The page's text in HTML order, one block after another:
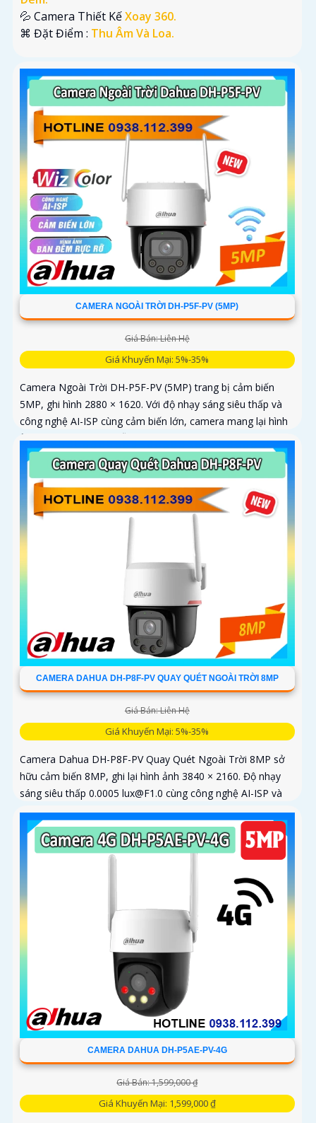
💦 Camera Thiết KếXoay 360.
️⌘ Đặt Điểm : Thu Âm Và Loa.
CAMERA NGOÀI TRỜI DH-P5F-PV (5MP)
Giá Bán: Liên Hệ
Giá Khuyến Mại: 5%-35%
Camera Ngoài Trời DH-P5F-PV (5MP) trang bị cảm biến
5MP, ghi hình 2880 × 1620. Với độ nhạy sáng siêu thấp và
công nghệ AI-ISP cùng cảm biến lớn, camera mang lại hình
ảnh vượt trội cả ngày lẫn đêm
CAMERA DAHUA DH-P8F-PV QUAY QUÉT NGOÀI TRỜI 8MP
Giá Bán: Liên Hệ
Giá Khuyến Mại: 5%-35%
Camera Dahua DH-P8F-PV Quay Quét Ngoài Trời 8MP sở
hữu cảm biến 8MP, ghi lại hình ảnh 3840 × 2160. Độ nhạy
sáng siêu thấp 0.0005 lux@F1.0 cùng công nghệ AI-ISP và
cảm biến lớn...
CAMERA DAHUA DH-P5AE-PV-4G
Giá Bán: 1,599,000 ₫
Giá Khuyến Mại: 1,599,000 ₫